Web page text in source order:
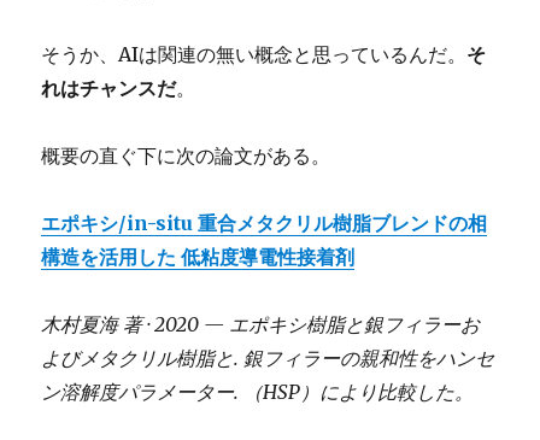
そうか、AIは関連の無い概念と思っているんだ。 そ
れはチャンスだ。
概要の直ぐ下に次の論文がある。
エポキシ/in-situ 重合メタクリル樹脂ブレンドの相
構造を活用した 低粘度導電性接着剤
木村夏海 著 · 2020 — エポキシ樹脂と銀フィラーお
よびメタクリル樹脂と. 銀フィラーの親和性をハンセ
ン溶解度パラメーター. （HSP）により比較した。